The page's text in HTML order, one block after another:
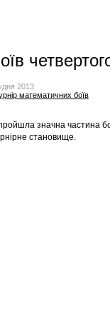
2013
математичних боїв
значна частина
становище.